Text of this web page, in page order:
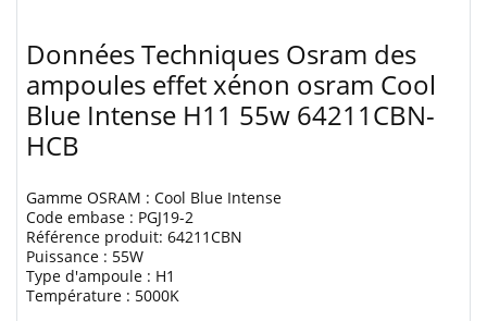
Données Techniques Osram des
ampoules effet xénon osram Cool
Blue Intense H11 55w 64211CBN-
HCB
Gamme OSRAM : Cool Blue Intense
Code embase : PGJ19-2
Référence produit: 64211CBN
Puissance : 55W
Type d'ampoule : H1
Température : 5000K